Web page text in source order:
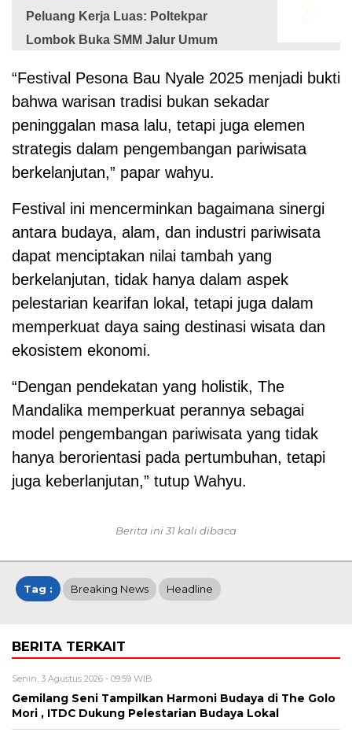
Peluang Kerja Luas: Poltekpar
Lombok Buka SMM Jalur Umum
“Festival Pesona Bau Nyale 2025 menjadi bukti
bahwa warisan tradisi bukan sekadar
peninggalan masa lalu, tetapi juga elemen
strategis dalam pengembangan pariwisata
berkelanjutan,” papar wahyu.
Festival ini mencerminkan bagaimana sinergi
antara budaya, alam, dan industri pariwisata
dapat menciptakan nilai tambah yang
berkelanjutan, tidak hanya dalam aspek
pelestarian kearifan lokal, tetapi juga dalam
memperkuat daya saing destinasi wisata dan
ekosistem ekonomi.
“Dengan pendekatan yang holistik, The
Mandalika memperkuat perannya sebagai
model pengembangan pariwisata yang tidak
hanya berorientasi pada pertumbuhan, tetapi
juga keberlanjutan,” tutup Wahyu.
Berita ini 31 kali dibaca
Tag : Breaking News Headline
BERITA TERKAIT
Senin, 3 Agustus 2026 - 09:59 WIB
Gemilang Seni Tampilkan Harmoni Budaya di The Golo
Mori , ITDC Dukung Pelestarian Budaya Lokal